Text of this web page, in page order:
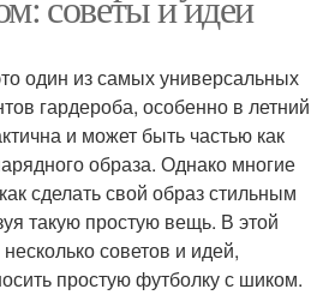
один из самых универсальных
гардероба, особенно в летний
и может быть частью как
образа. Однако многие
сделать свой образ стильным
такую простую вещь. В этой
советов и идей,
простую футболку с шиком.